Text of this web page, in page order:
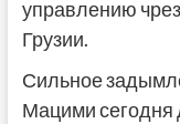
управлению
Грузии.
Сильное
Мацими сегодня